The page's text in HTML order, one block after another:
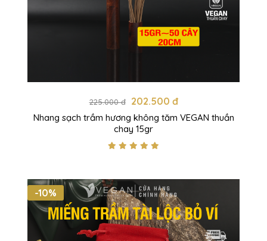
225.000 đ 202.500 đ
Nhang sạch trầm hương không tăm VEGAN thuần
chay 15gr
-10%